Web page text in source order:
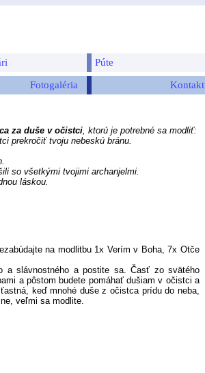
Púte
Fotogaléria
Kontakt
za duše v očistci, ktorú je potrebné sa modliť:
prekročiť tvoju nebeskú bránu.
so všetkými tvojimi archanjelmi.
láskou.
na modlitbu 1x Verím v Boha, 7x Otče
slávnostného a postite sa. Časť zo svätého
a pôstom budete pomáhať dušiam v očistci a
keď mnohé duše z očistca prídu do neba,
veľmi sa modlite.